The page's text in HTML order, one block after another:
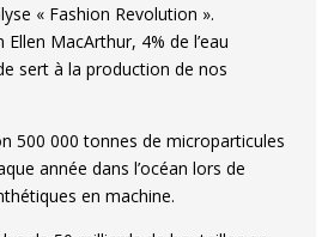
« Fashion Revolution ».
MacArthur, 4% de l’eau
sert à la production de nos
500 000 tonnes de microparticules
année dans l’océan lors de
en machine.